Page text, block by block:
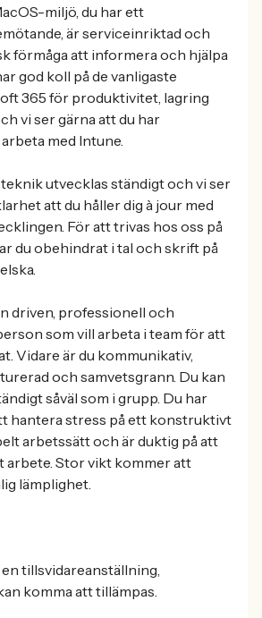
miljö, du har ett
är serviceinriktad och
förmåga att informera och hjälpa
god koll på de vanligaste
365 för produktivitet, lagring
vi ser gärna att du har
med Intune.
utvecklas ständigt och vi ser
att du håller dig à jour med
För att trivas hos oss på
du obehindrat i tal och skrift på
driven, professionell och
som vill arbeta i team för att
Vidare är du kommunikativ,
och samvetsgrann. Du kan
såväl som i grupp. Du har
hantera stress på ett konstruktivt
arbetssätt och är duktig på att
arbete. Stor vikt kommer att
lämplighet.
tillsvidareanställning,
komma att tillämpas.